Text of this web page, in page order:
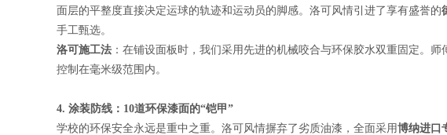
面层的平整度直接决定运球的轨迹和运动员的脚感。洛可风情引进了享有盛誉的
手工甄选。
洛可施工法 ：在铺设面板时，我们采用先进的机械咬合与环保胶水双重固定。
控制在毫米级范围内。
4. 涂装防线：10道环保漆面的“铠甲”
学校的环保安全永远是重中之重。洛可风情摒弃了劣质油漆，全面采用博纳进口